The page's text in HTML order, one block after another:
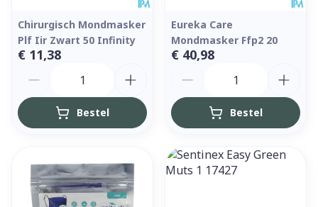
Chirurgisch Mondmasker
Plf Iir Zwart 50 Infinity
€ 11,38
Bestel
Eureka Care
Mondmasker Ffp2 20
€ 40,98
Bestel